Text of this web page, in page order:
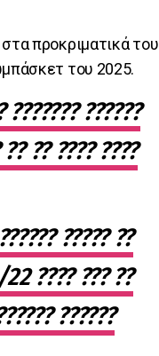
προκριματικά του
του 2025.
?? ???, ?????
????? ?????